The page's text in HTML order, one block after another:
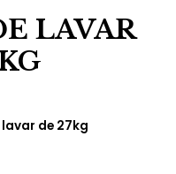
LAVAR
de 27kg